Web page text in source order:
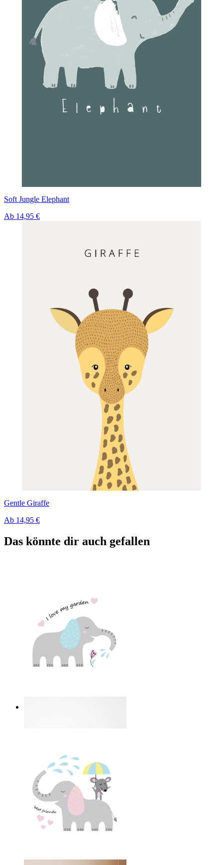
Soft Jungle Elephant
Ab 14,95 €
Gentle Giraffe
Ab 14,95 €
Das könnte dir auch gefallen